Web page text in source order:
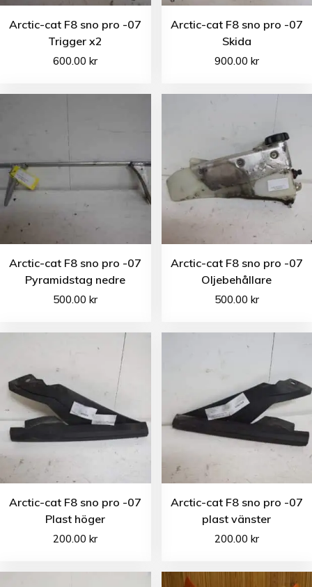
Arctic-cat F8 sno pro -07
Trigger x2
600.00kr
Arctic-cat F8 sno pro -07
Skida
900.00 kr
Arctic-cat F8 sno pro -07
Pyramidstag nedre
500.00kr
Arctic-cat F8 sno pro -07
Oljebehållare
500.00 kr
Arctic-cat F8 sno pro -07
Plast höger
200.00kr
Arctic-cat F8 sno pro -07
plast vänster
200.00 kr